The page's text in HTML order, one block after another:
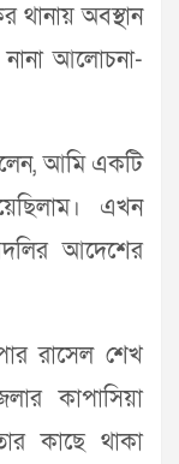
থানায় অবস্থান
আলোচনা-
আমি একটি
এখন
আদেশের
রাসেল শেখ
কাপাসিয়া
কাছে থাকা